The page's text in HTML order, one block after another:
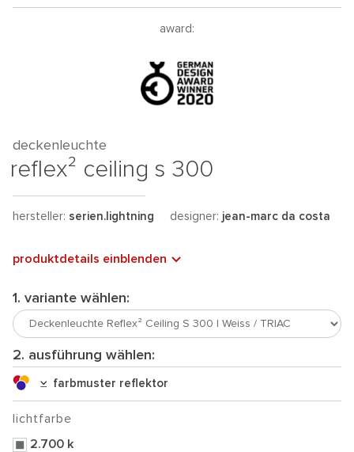
award:
deckenleuchte
reflex² ceiling s 300
hersteller: serien.lightning designer: jean-marc da costa
produktdetails einblenden
1. variante wählen:
2. ausführung wählen:
farbmuster reflektor
lichtfarbe
2.700 k